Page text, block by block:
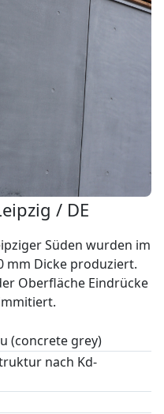
/ DE
Süden wurden im
mm Dicke produziert.
Oberfläche Eindrücke
(concrete grey)
nach Kd-